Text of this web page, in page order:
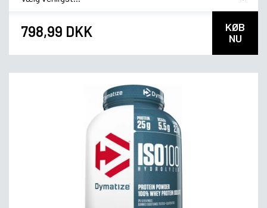
798,99 DKK
KØB
NU